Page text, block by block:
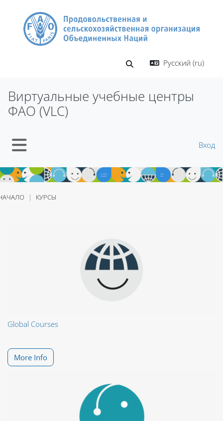
Изменить данные
Русский ‎(ru)‎
Виртуальные учебные центры
ФАО (VLC)
Вход
КУРСЫ
Global Courses
More Info